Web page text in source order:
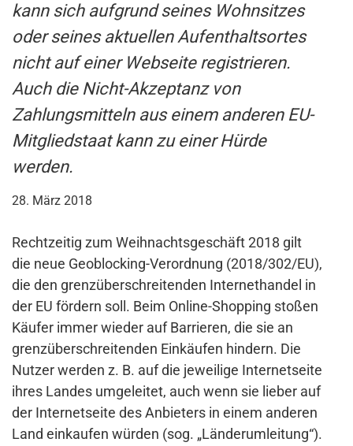
kann sich aufgrund seines Wohnsitzes
oder seines aktuellen Aufenthaltsortes
nicht auf einer Webseite registrieren.
Auch die Nicht-Akzeptanz von
Zahlungsmitteln aus einem anderen EU-
Mitgliedstaat kann zu einer Hürde
werden.
28. März 2018
Rechtzeitig zum Weihnachtsgeschäft 2018 gilt
die neue Geoblocking-Verordnung (2018/302/EU),
die den grenzüberschreitenden Internethandel in
der EU fördern soll. Beim Online-Shopping stoßen
Käufer immer wieder auf Barrieren, die sie an
grenzüberschreitenden Einkäufen hindern. Die
Nutzer werden z. B. auf die jeweilige Internetseite
ihres Landes umgeleitet, auch wenn sie lieber auf
der Internetseite des Anbieters in einem anderen
Land einkaufen würden (sog. „Länderumleitung“).